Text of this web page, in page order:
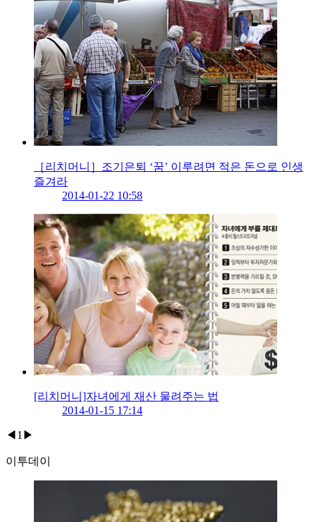
［리치머니］조기은퇴 ‘꿈’ 이루려면 적은 돈으로 인생
즐겨라
2014-01-22 10:58
[리치머니]자녀에게 재산 물려주는 법
2014-01-15 17:14
◀ 1 ▶
이투데이